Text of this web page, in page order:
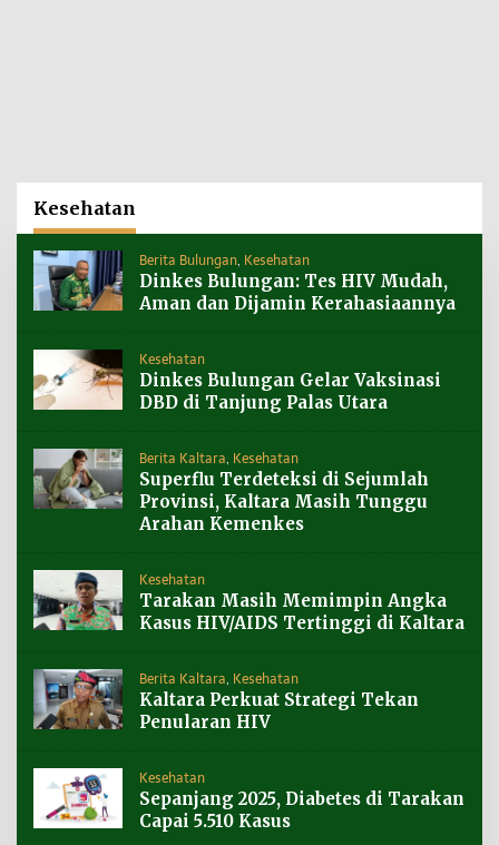
Kesehatan
Berita Bulungan Kesehatan
Dinkes Bulungan: Tes HIV Mudah,
Aman dan Dijamin Kerahasiaannya
Kesehatan
Dinkes Bulungan Gelar Vaksinasi
DBD di Tanjung Palas Utara
Berita Kaltara Kesehatan
Superflu Terdeteksi di Sejumlah
Provinsi, Kaltara Masih Tunggu
Arahan Kemenkes
Kesehatan
Tarakan Masih Memimpin Angka
Kasus HIV/AIDS Tertinggi di Kaltara
Berita Kaltara Kesehatan
Kaltara Perkuat Strategi Tekan
Penularan HIV
Kesehatan
Sepanjang 2025, Diabetes di Tarakan
Capai 5.510 Kasus